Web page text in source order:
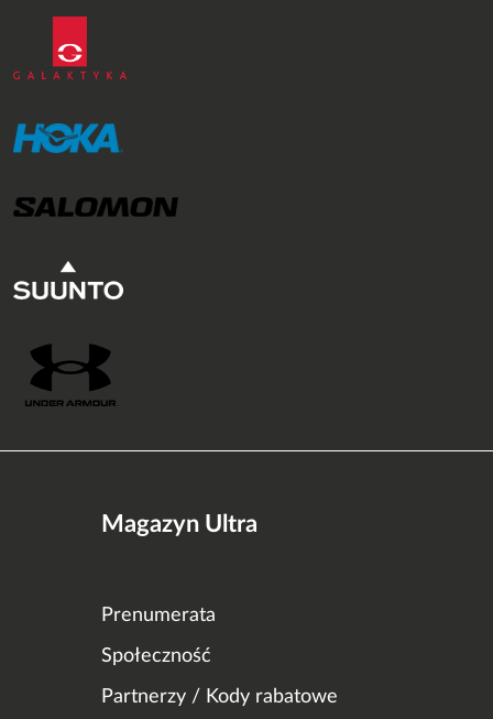
Magazyn Ultra
Prenumerata
Społeczność
Partnerzy / Kody rabatowe